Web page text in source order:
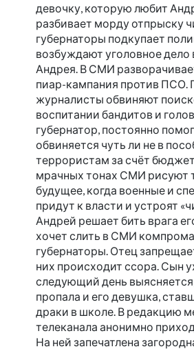
девочку, которую любит
разбивает морду отпрыску
губернаторы подкупает
возбуждают уголовное дело
Андрея. В СМИ
пиар-кампания против
журналисты обвиняют
воспитании бандитов и
губернатор, постоянно
обвиняется чуть ли не в
террористам за счёт
мрачных тонах СМИ рисуют
будущее, когда военные и
придут к власти и устроят
Андрей решает бить врага
хочет слить в СМИ
губернаторы. Отец
них происходит ссора. Сын
следующий день
пропала и его девушка,
драки в школе. В редакцию
телеканала анонимно
На ней запечатлена